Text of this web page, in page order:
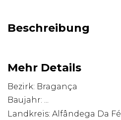
Beschreibung
Mehr Details
Bezirk: Bragança
Baujahr: ...
Landkreis: Alfândega Da Fé